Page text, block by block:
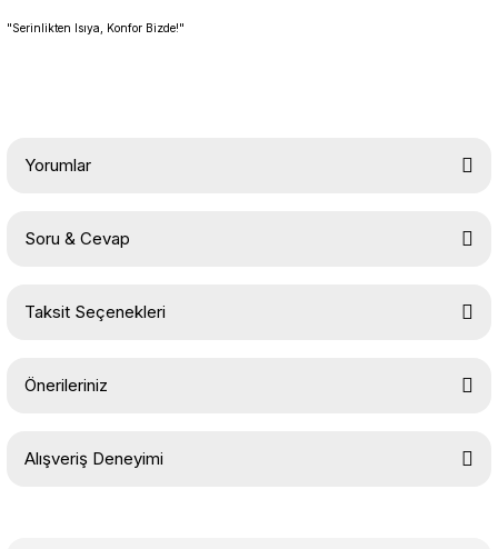
"Serinlikten Isıya, Konfor Bizde!"
Yorumlar
Soru & Cevap
Taksit Seçenekleri
Önerileriniz
konularda yetersiz gördüğünüz noktaları öneri formunu kullanarak
Alışveriş Deneyimi